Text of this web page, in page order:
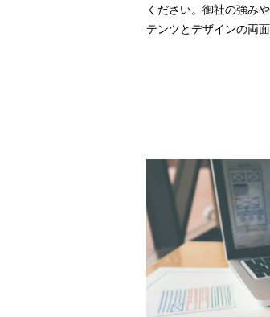
ください。御社の強み
テンツとデザインの両